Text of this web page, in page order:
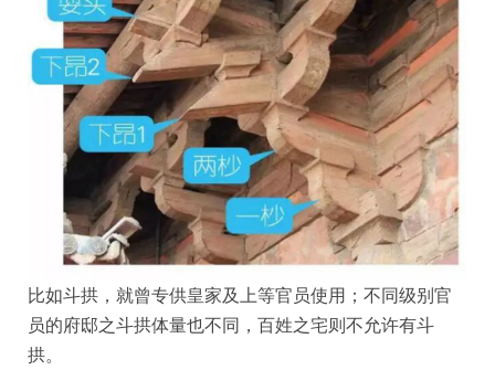
比如斗拱，就曾专供皇家及上等官员使用；不同级别官
员的府邸之斗拱体量也不同，百姓之宅则不允许有斗
拱。